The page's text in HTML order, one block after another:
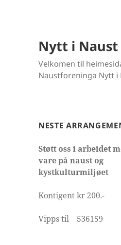
Nytt i Naust
Velkomen til
Naustforeninga Nytt i
NESTE
Støtt oss i arbeidet
vare på naust og
kystkulturmiljøet
Kontigent kr 200.-
Vipps til 536159